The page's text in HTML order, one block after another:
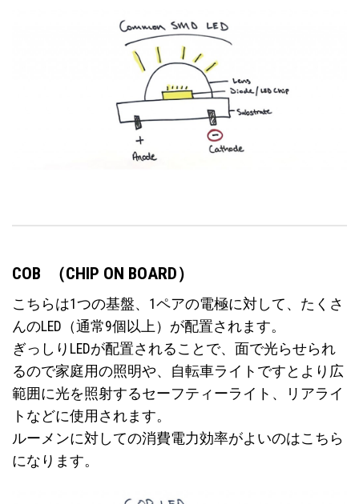
COB （CHIP ON BOARD）
こちらは1つの基盤、1ペアの電極に対して、たくさ
んのLED（通常9個以上）が配置されます。
ぎっしりLEDが配置されることで、面で光らせられ
るので家庭用の照明や、自転車ライトですとより広
範囲に光を照射するセーフティーライト、リアライ
トなどに使用されます。
ルーメンに対しての消費電力効率がよいのはこちら
になります。